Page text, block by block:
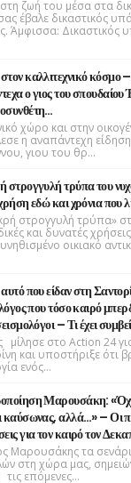
ζωή του μέσα στα
έβαλε δικαστικός
Άμφισσα: Δικαστικός
καλλιτεχνικό κόσμο
ο γιος του
χώρο και στην
η αναπάντεχη
γιου του θρ...
στρογγυλή τρύπα του
εδώ και χρόνια που
στρογγυλή τρύπα»
και δυνατές
οικιακό
που είδαν στη
που τόσο καιρό
– Τι έχει συμβεί
στο Action 24
και υποστήριξε ότι
ενός...
Μαρουσάκη:
καύσωνας, αλλά…» – Οι
για τον καιρό τον
Μαρουσάκης τα
στη χώρα μας,
επόμενες...